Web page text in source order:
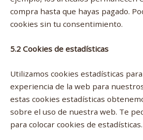
compra hasta que hayas pagado.
cookies sin tu consentimiento.
5.2 Cookies de estadísticas
Utilizamos cookies estadísticas
experiencia de la web para
estas cookies estadísticas
sobre el uso de nuestra web. Te
para colocar cookies de estadísticas.